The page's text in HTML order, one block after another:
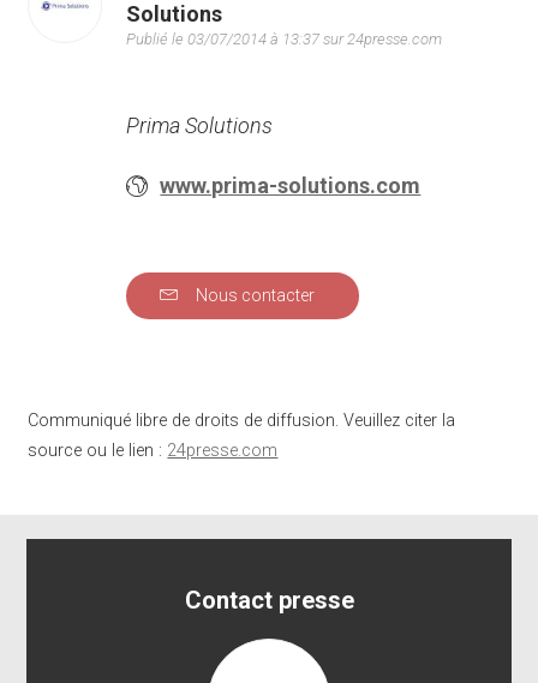
Solutions
Publié le 03/07/2014 à 13:37 sur 24presse.com
Prima Solutions
www.prima-solutions.com
Nous contacter
Communiqué libre de droits de diffusion. Veuillez citer la
source ou le lien : 24presse.com
Contact presse